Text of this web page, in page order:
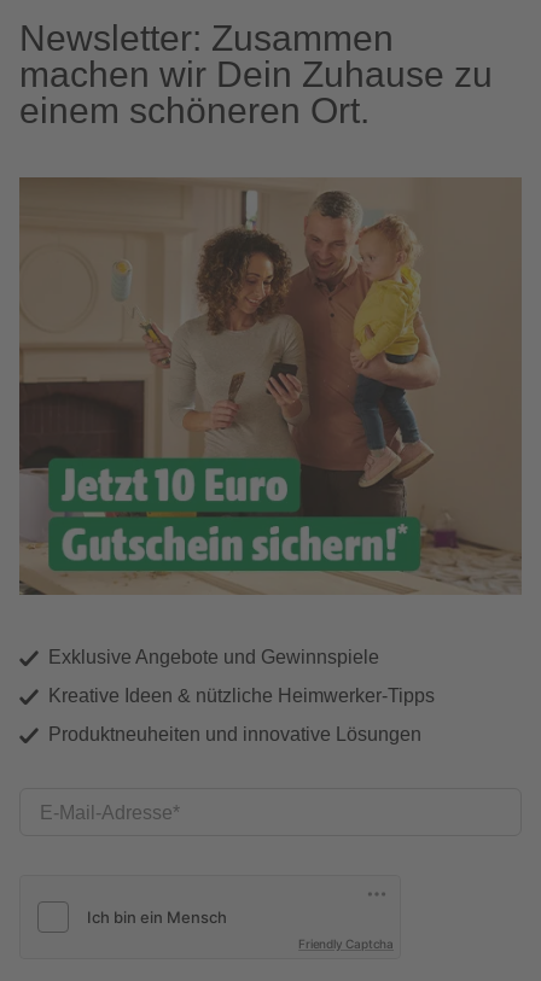
Newsletter: Zusammen
machen wir Dein Zuhause zu
einem schöneren Ort.
Exklusive Angebote und Gewinnspiele
Kreative Ideen & nützliche Heimwerker-Tipps
Produktneuheiten und innovative Lösungen
E-Mail-Adresse
Friendly Captcha